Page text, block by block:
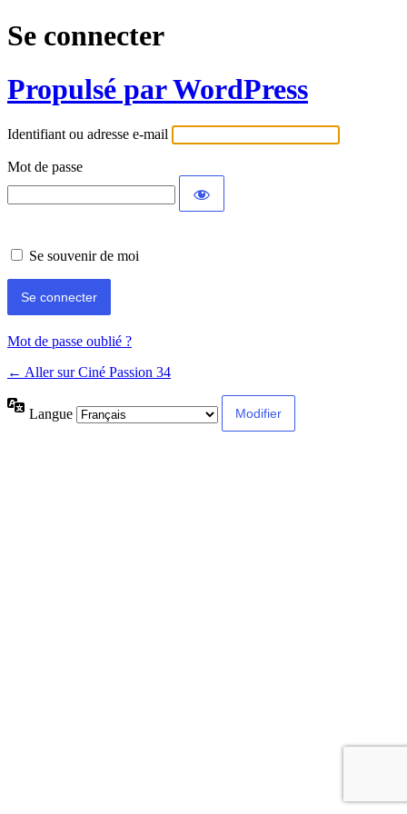
Se connecter
Propulsé par WordPress
Identifiant ou adresse e-mail
Mot de passe
Se souvenir de moi
Mot de passe oublié ?
← Aller sur Ciné Passion 34
Langue